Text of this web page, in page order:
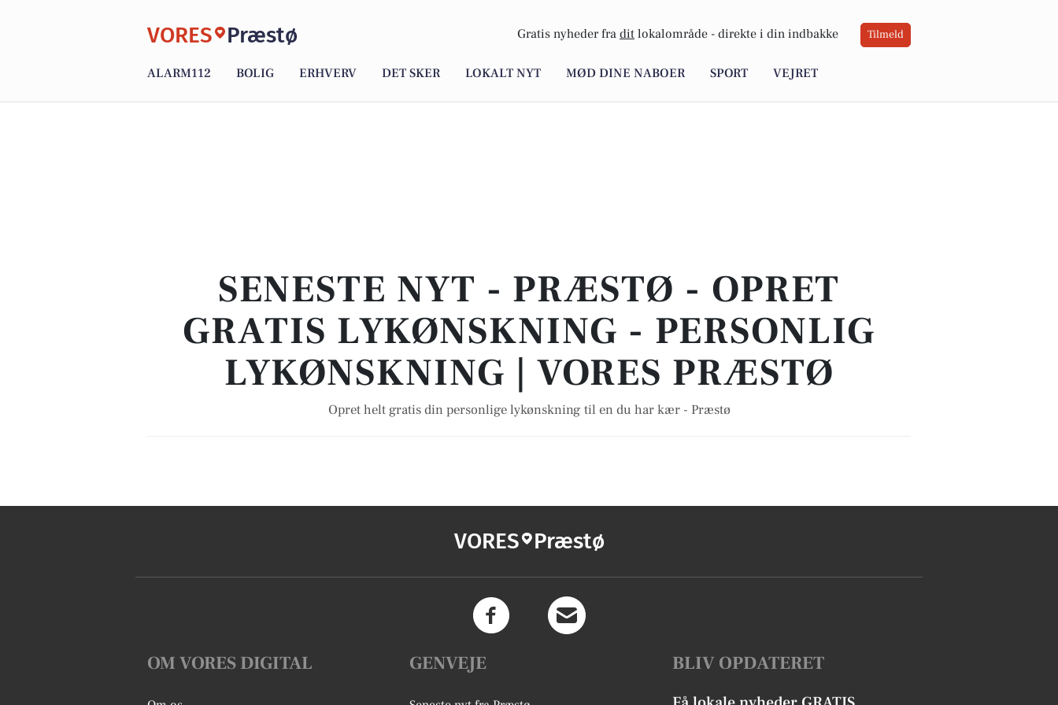
VORES Præstø Gratis nyheder fra dit lokalområde - direkte i din indbakke Tilmeld
ALARM112 BOLIG ERHVERV DET SKER LOKALT NYT MØD DINE NABOER SPORT VEJRET
SENESTE NYT - PRÆSTØ - OPRET
GRATIS LYKØNSKNING - PERSONLIG
LYKØNSKNING | VORES PRÆSTØ
Opret helt gratis din personlige lykønskning til en du har kær - Præstø
VORES Præstø
OM VORES DIGITAL GENVEJE BLIV OPDATERET